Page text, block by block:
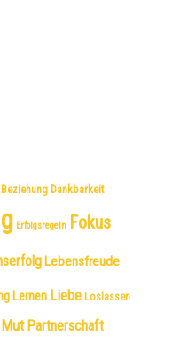
Beziehung Dankbarkeit
Erfolgsregeln Fokus
Lebensfreude
Lernen Liebe Loslassen
Mut Partnerschaft